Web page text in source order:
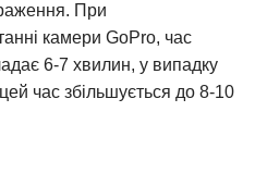
При
камери GoPro, час
6-7 хвилин, у випадку
час збільшується до 8-10